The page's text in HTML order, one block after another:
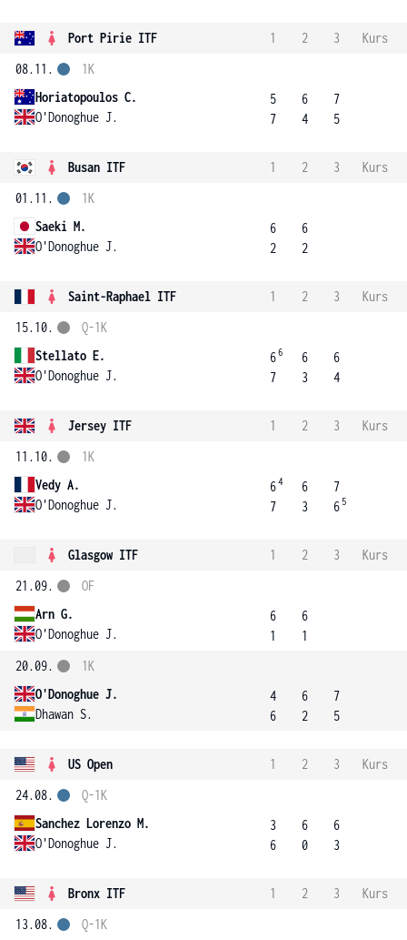
Port Pirie ITF 1 2 3
Kurs
08.11.
Horiatopoulos C.
O'Donoghue J.
1K
5
7
6
4
7
5
Busan ITF 1 2 3
Kurs
01.11.
Saeki M.
O'Donoghue J.
1K
6
2
6
2
Saint-Raphael ITF 1 2 3
Kurs
15.10.
Stellato E.
O'Donoghue J.
Q-1K
66
7
6
3
6
4
Jersey ITF 1 2 3
Kurs
11.10.
Vedy A.
O'Donoghue J.
1K
64
7
6
3
7
6 5
Glasgow ITF 1 2 3
Kurs
21.09.
Arn G.
O'Donoghue J.
OF
6
1
6
1
20.09.
O'Donoghue J.
Dhawan S.
1K
4
6
6
2
7
5
US Open 1 2 3
Kurs
24.08.
Sanchez Lorenzo M.
O'Donoghue J.
Q-1K
3
6
6
0
6
3
Bronx ITF 1 2 3
Kurs
13.08.
Q-1K